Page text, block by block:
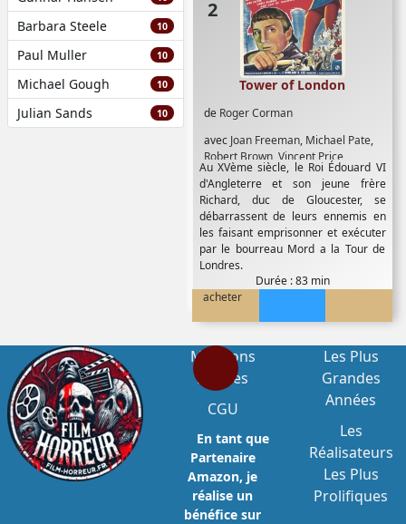
Barbara Steele 10
Paul Muller 10
Michael Gough 10
Julian Sands 10 de Roger Corman
avec Joan Freeman, Michael Pate,
Robert Brown, Vincent Price
Tower of London
Au XVème siècle, le Roi Édouard VI
d'Angleterre et son jeune frère
Richard, duc de Gloucester, se
débarrassent de leurs ennemis en
les faisant emprisonner et exécuter
par le bourreau Mord a la Tour de
Londres.
Durée : 83 min
acheter
Mentions
Légales
CGU
En tant que
Partenaire
Amazon, je
réalise un
bénéfice sur
Les Plus
Grandes
Années
Les
Réalisateurs
Les Plus
Prolifiques